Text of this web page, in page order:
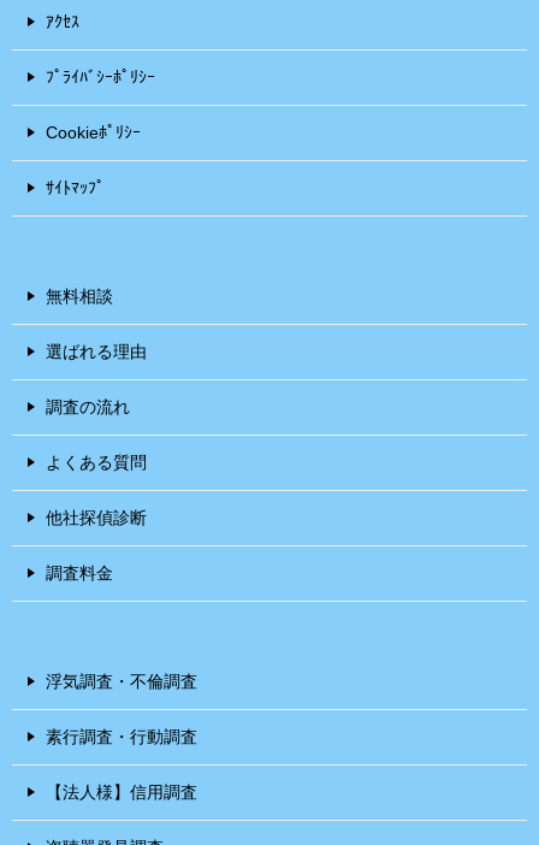
ｱｸｾｽ
ﾌﾟﾗｲﾊﾞｼｰﾎﾟﾘｼｰ
Cookieﾎﾟﾘｼｰ
ｻｲﾄﾏｯﾌﾟ
無料相談
選ばれる理由
調査の流れ
よくある質問
他社探偵診断
調査料金
浮気調査・不倫調査
素行調査・行動調査
【法人様】信用調査